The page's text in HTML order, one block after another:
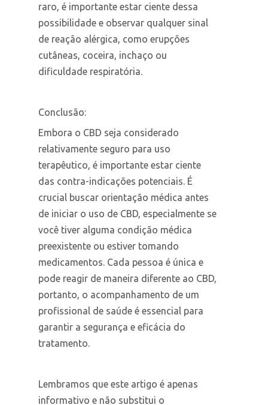
raro, é importante estar ciente dessa
possibilidade e observar qualquer sinal
de reação alérgica, como erupções
cutâneas, coceira, inchaço ou
dificuldade respiratória.
Conclusão:
Embora o CBD seja considerado
relativamente seguro para uso
terapêutico, é importante estar ciente
das contra-indicações potenciais. É
crucial buscar orientação médica antes
de iniciar o uso de CBD, especialmente se
você tiver alguma condição médica
preexistente ou estiver tomando
medicamentos. Cada pessoa é única e
pode reagir de maneira diferente ao CBD,
portanto, o acompanhamento de um
profissional de saúde é essencial para
garantir a segurança e eficácia do
tratamento.
Lembramos que este artigo é apenas
informativo e não substitui o